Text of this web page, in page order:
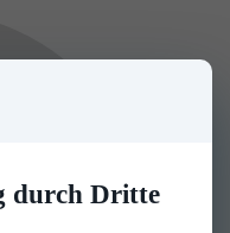
durch Dritte